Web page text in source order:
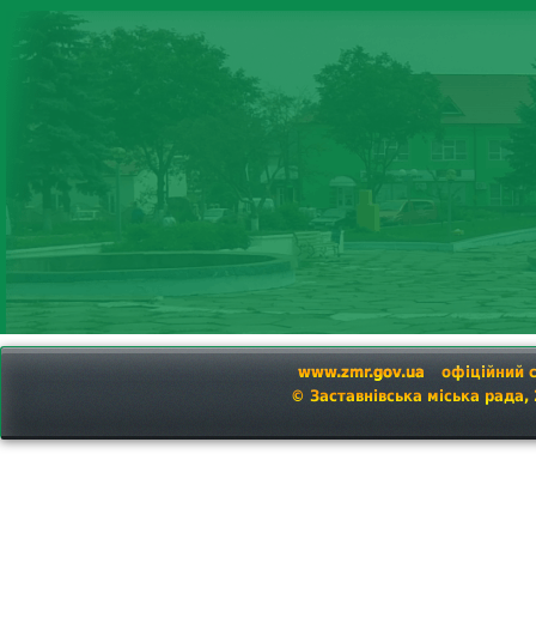
www.zmr.gov.ua
офіційний
© Заставнівська міська рада,